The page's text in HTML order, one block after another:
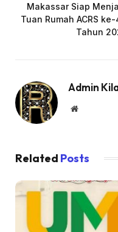
Makassar Siap
Tuan Rumah ACRS
Tahun
Admin
Website
Related Posts